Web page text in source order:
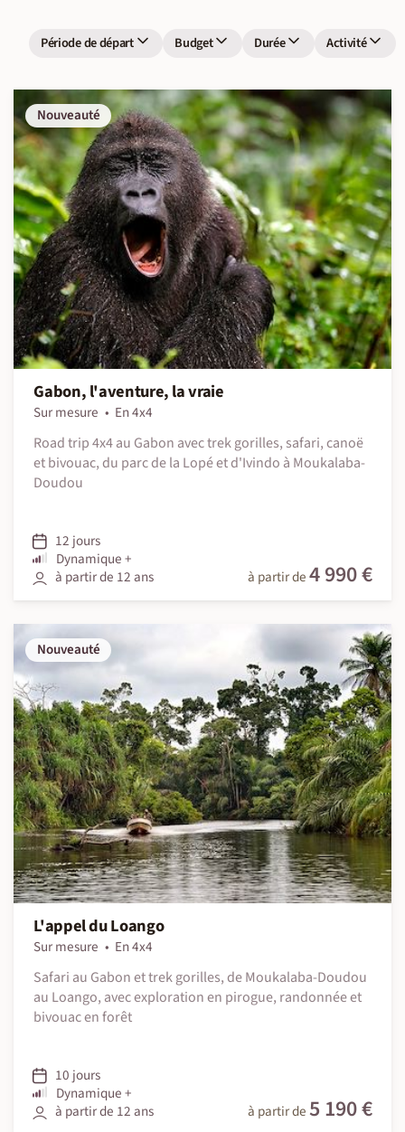
Période de départ Budget Durée Activité
Nouveauté
Gabon, l'aventure, la vraie
Sur mesure
En 4x4
Road trip 4x4 au Gabon avec trek gorilles, safari, canoë
et bivouac, du parc de la Lopé et d'Ivindo à Moukalaba-
Doudou
12 jours
Dynamique +
à partir de 12 ans
à partir de4 990 €
Nouveauté
L'appel du Loango
Sur mesure
En 4x4
Safari au Gabon et trek gorilles, de Moukalaba-Doudou
au Loango, avec exploration en pirogue, randonnée et
bivouac en forêt
10 jours
Dynamique +
à partir de 12 ans
à partir de 5 190 €